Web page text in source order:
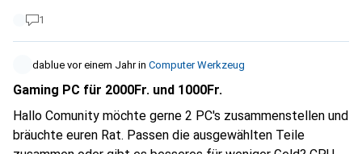
vorgefertigten Anschluss oder muss ich da was basteln
mit Bananenstecker. Oder, ist das gar nicht nötig?
1
dablue vor einem Jahrin Computer Werkzeug
Gaming PC für 2000Fr. und 1000Fr.
Hallo Comunity möchte gerne 2 PC's zusammenstellen und
bräuchte euren Rat. Passen die ausgewählten Teile